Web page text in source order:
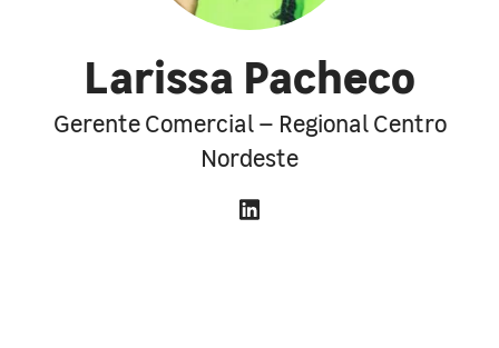
Larissa Pacheco
Gerente Comercial – Regional Centro
Nordeste